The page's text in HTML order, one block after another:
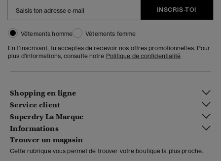
INSCRIS-TOI
Vêtements homme
Vêtements femme
En t'inscrivant, tu acceptes de recevoir nos offres promotionnelles. Pour
plus d'informations, consulte notre Politique de confidentialité
Shopping en ligne
Service client
Superdry La Marque
Informations
Trouver un magasin
Cette rubrique vous permet de trouver votre boutique la plus proche.